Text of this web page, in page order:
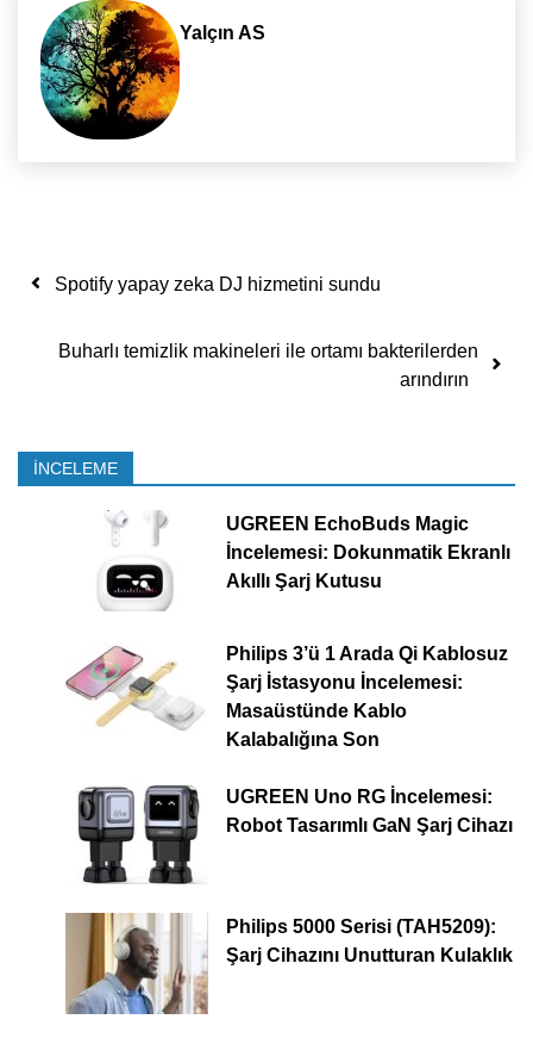
Yalçın AS
Yazı dolaşımı
Spotify yapay zeka DJ hizmetini sundu
Buharlı temizlik makineleri ile ortamı bakterilerden
arındırın
İNCELEME
UGREEN EchoBuds Magic
İncelemesi: Dokunmatik Ekranlı
Akıllı Şarj Kutusu
Philips 3’ü 1 Arada Qi Kablosuz
Şarj İstasyonu İncelemesi:
Masaüstünde Kablo
Kalabalığına Son
UGREEN Uno RG İncelemesi:
Robot Tasarımlı GaN Şarj Cihazı
Philips 5000 Serisi (TAH5209):
Şarj Cihazını Unutturan Kulaklık